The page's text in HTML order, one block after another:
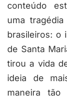
conteúdo
uma
brasileiros: o
de Santa
tirou a vida
ideia de
maneira